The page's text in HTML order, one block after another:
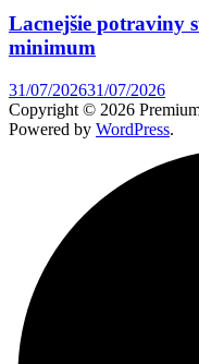
Lacnejšie potraviny
minimum
31/07/202631/07/2026
Copyright © 2026
Powered by WordPress.